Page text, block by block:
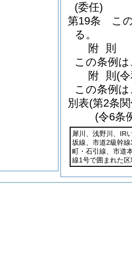
(委任)
第19条
こ
る。
附 則
この条例
附 則 (
この条例
別表(第2条
(令6条
犀川、浅野川、IR
坂線、市道2級幹
町・石引線、市道
線1号で囲まれた区